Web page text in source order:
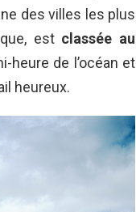
des villes les plus
est classée au
heure de l’océan et
heureux.